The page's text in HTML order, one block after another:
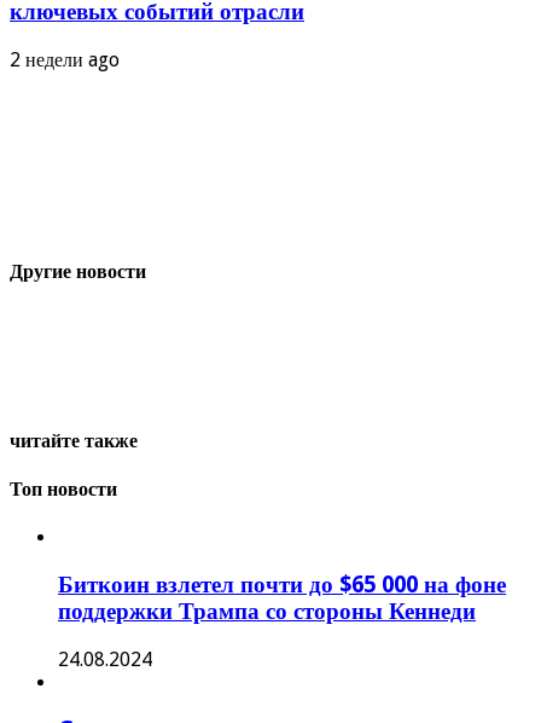
ключевых событий отрасли
2 недели ago
Другие новости
читайте также
Топ новости
Биткоин взлетел почти до $65 000 на фоне
поддержки Трампа со стороны Кеннеди
24.08.2024